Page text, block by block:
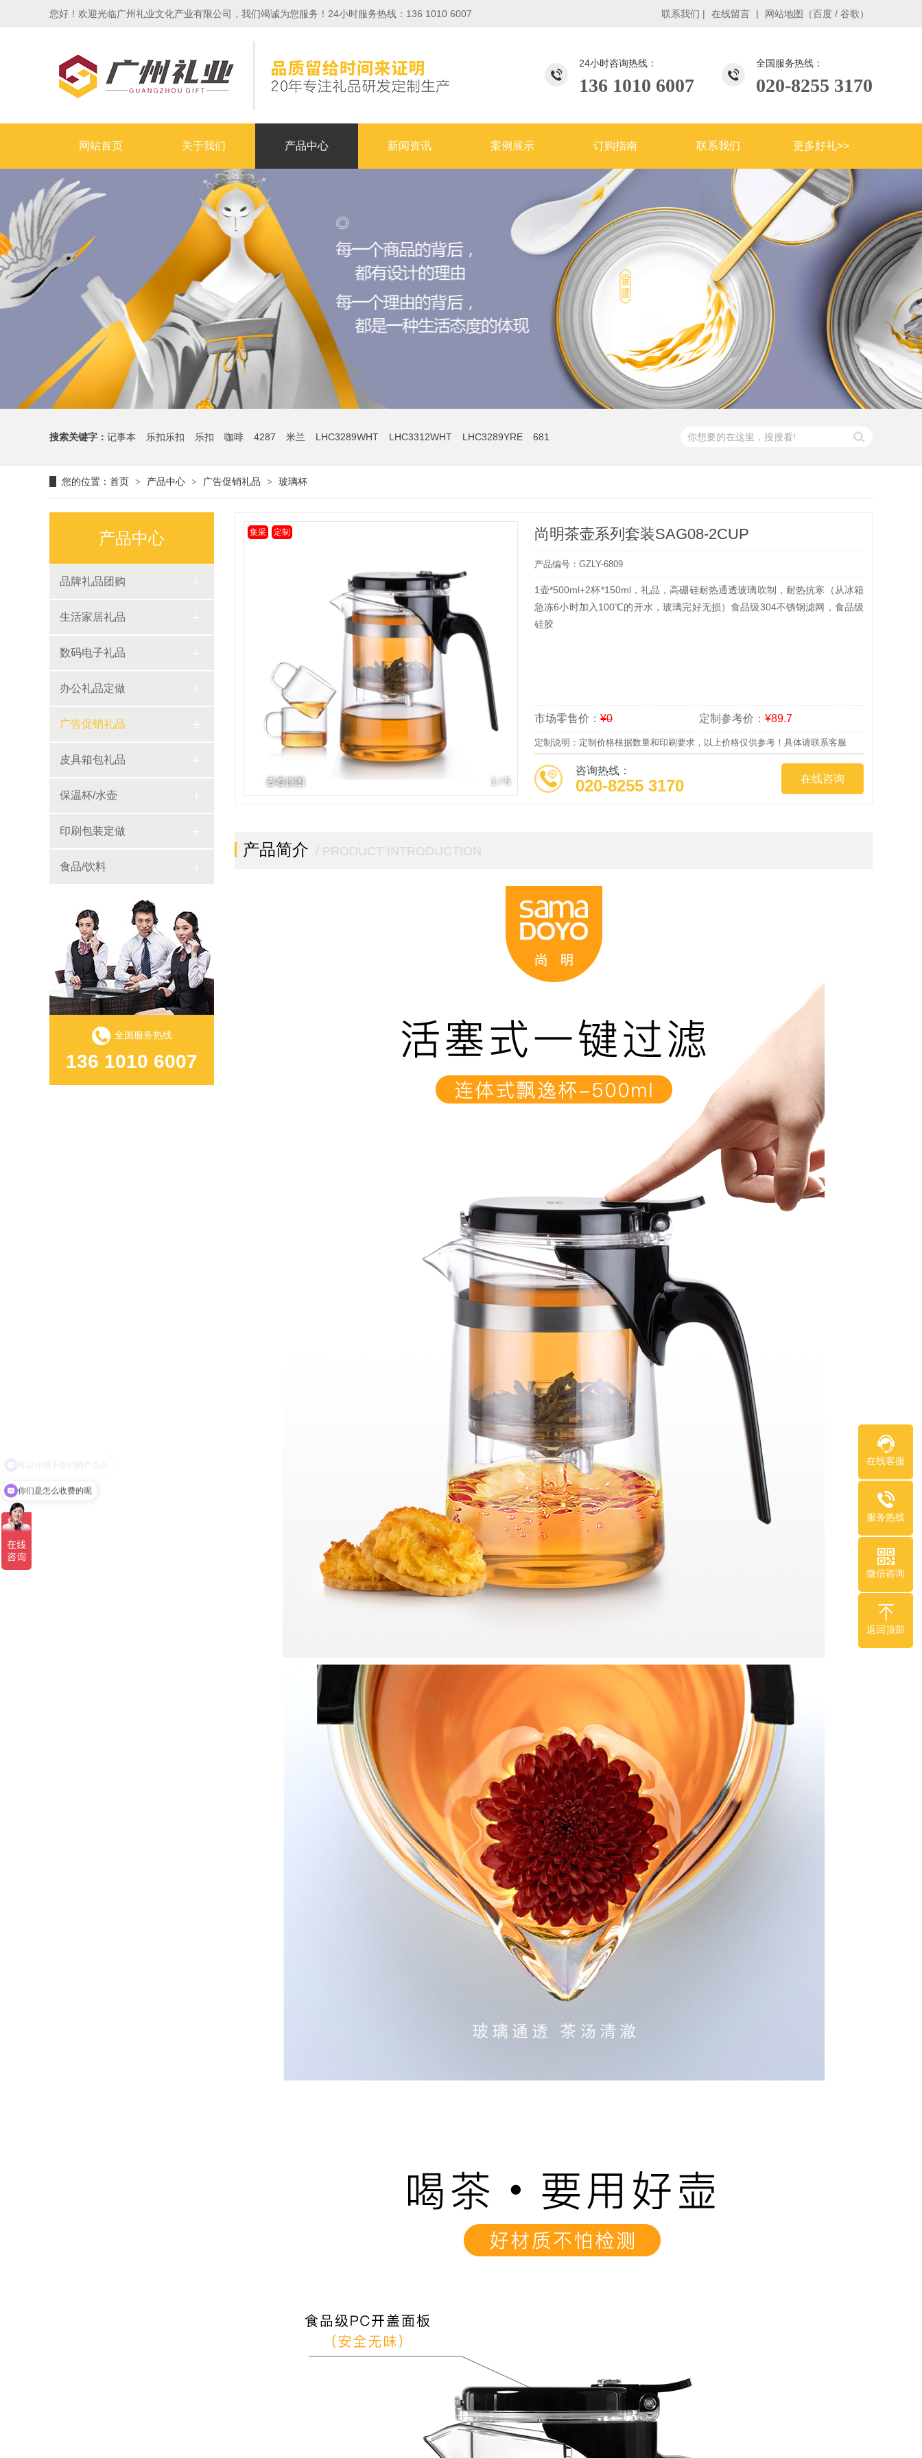
您好！欢迎光临广州礼业文化产业有限公司，我们竭诚为您服务！24小时服务热线：136 1010 6007 联系我们 | 在线留言 | 网站地图 （百度 / 谷歌）
全国服务热线：
020-8255 3170
24小时咨询热线：
136 1010 6007
网站首页 关于我们 产品中心 新闻资讯 案例展示 订购指南 联系我们 更多好礼>>
搜索关键字： 记事本 乐扣乐扣 乐扣 咖啡 4287 米兰 LHC3289WHT LHC3312WHT LHC3289YRE 681
您的位置： 首页 > 产品中心 > 广告促销礼品 > 玻璃杯
产品中心
品牌礼品团购
生活家居礼品
数码电子礼品
办公礼品定做
广告促销礼品
皮具箱包礼品
保温杯/水壶
印刷包装定做
食品/饮料
全国服务热线
136 1010 6007
1 / 5
查看原图
集采 定制 尚明茶壶系列套装SAG08-2CUP
产品编号：GZLY-6809
1壶*500ml+2杯*150ml，礼品，高硼硅耐热通透玻璃吹制，耐热抗寒（从冰箱
急冻6小时加入100℃的开水，玻璃完好无损）食品级304不锈钢滤网，食品级
硅胶
市场零售价： ¥0 定制参考价： ¥89.7
定制说明：定制价格根据数量和印刷要求，以上价格仅供参考！具体请联系客服
咨询热线：
020-8255 3170 在线咨询
产品简介 / PRODUCT INTRODUCTION
在线客服
服务热线
微信咨询
返回顶部
你们是怎么收费的呢